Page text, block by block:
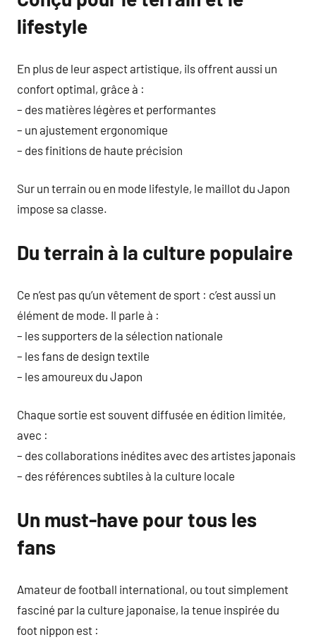
lifestyle
En plus de leur aspect artistique, ils offrent aussi un
confort optimal, grâce à :
– des matières légères et performantes
– un ajustement ergonomique
– des finitions de haute précision
Sur un terrain ou en mode lifestyle, le maillot du Japon
impose sa classe.
Du terrain à la culture populaire
Ce n’est pas qu’un vêtement de sport : c’est aussi un
élément de mode. Il parle à :
– les supporters de la sélection nationale
– les fans de design textile
– les amoureux du Japon
Chaque sortie est souvent diffusée en édition limitée,
avec :
– des collaborations inédites avec des artistes japonais
– des références subtiles à la culture locale
Un must-have pour tous les
fans
Amateur de football international, ou tout simplement
fasciné par la culture japonaise, la tenue inspirée du
foot nippon est :